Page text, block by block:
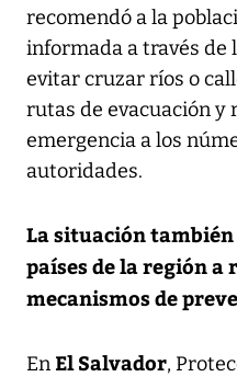
recomendó a la
informada a través de
evitar cruzar ríos o
rutas de evacuación
emergencia a los
autoridades.
La situación
países de la región a
mecanismos de
En El Salvador,